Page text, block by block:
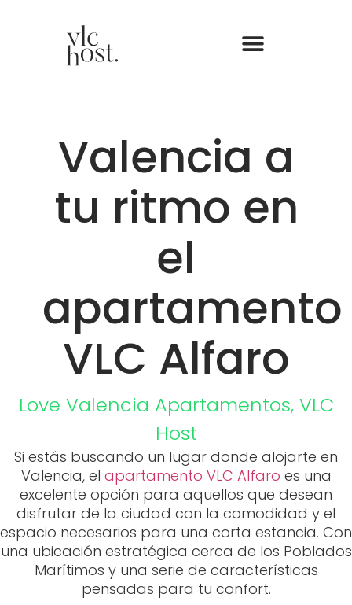
Valencia a
tu ritmo en
el
apartamento
VLC Alfaro
Love Valencia Apartamentos, VLC
Host
Si estás buscando un lugar donde alojarte en
Valencia, el apartamento VLC Alfaro es una
excelente opción para aquellos que desean
disfrutar de la ciudad con la comodidad y el
espacio necesarios para una corta estancia. Con
una ubicación estratégica cerca de los Poblados
Marítimos y una serie de características
pensadas para tu confort.